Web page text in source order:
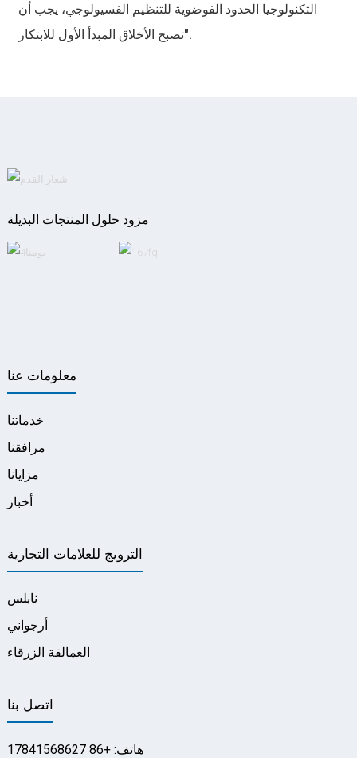
التكنولوجيا الحدود الفوضوية للتنظيم الفسيولوجي، يجب أن
تصبح الأخلاق المبدأ الأول للابتكار".
مزود حلول المنتجات البديلة
معلومات عنا
خدماتنا
مرافقنا
مزايانا
أخبار
الترويج للعلامات التجارية
نابلس
أرجواني
العمالقة الزرقاء
اتصل بنا
هاتف: +86 17841568627